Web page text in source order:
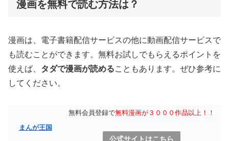
漫画を無料で読む方法は？
漫画は、電子書籍配信サービスの他に動画配信サービスで
も読むことができます。無料お試しでもらえるポイントを
使えば、 タダで漫画が読めることもあります。ぜひ参考に
してください。
まんが王国
無料会員登録で無料漫画が３０００作品以上！！
公式サイトはこちら